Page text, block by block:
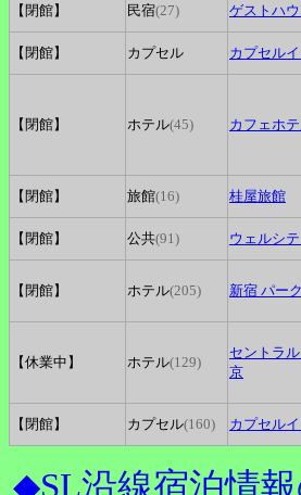
【閉館】 民宿(27) ゲストハ
【閉館】 カプセル カプセル
【閉館】 ホテル(45) カフェホ
【閉館】 旅館(16) 桂屋旅館
【閉館】 公共(91) ウェルシ
【閉館】 ホテル(205) 新宿 パー
【休業中】 ホテル(129)
セントラル
京
【閉館】 カプセル(160) カプセル
◆SL沿線宿泊情